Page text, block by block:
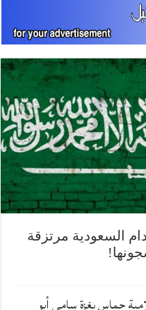
السعودية مرتزقة
حماس بغزة سامي أبو